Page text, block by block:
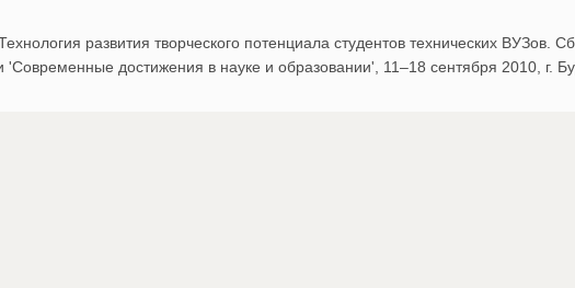
развития творческого потенциала студентов технических ВУЗов.
'Современные достижения в науке и образовании', 11–18 сентября 2010, г.